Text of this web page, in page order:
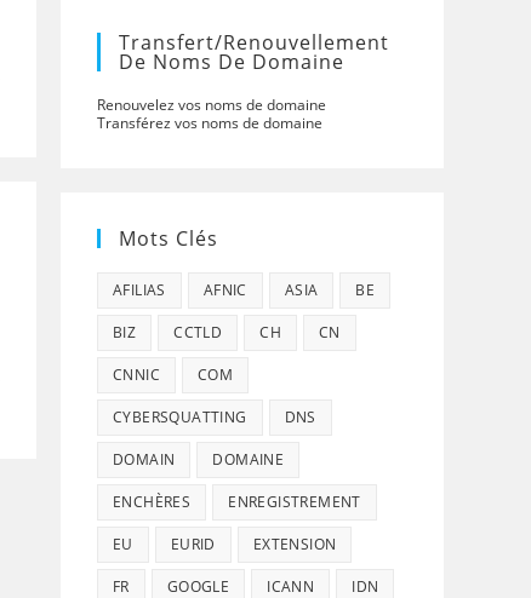
Transfert/renouvellement
De Noms De Domaine
Renouvelez vos noms de domaine
Transférez vos noms de domaine
Mots Clés
AFILIAS AFNIC ASIA BE
BIZ CCTLD CH CN
CNNIC COM
CYBERSQUATTING DNS
DOMAIN DOMAINE
ENCHÈRES ENREGISTREMENT
EU EURID EXTENSION
FR GOOGLE ICANN IDN